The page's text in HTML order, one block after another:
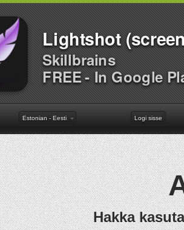
Lightshot
Skillbrains
FREE - In Google
Estonian - Eesti Logi sisse
Hakka